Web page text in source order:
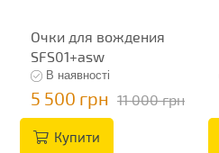
Очки для вождения
SFS01+asw
В наявності
5 500 грн 11 000 грн
Купити